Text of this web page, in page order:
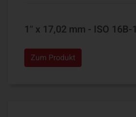
1″ x 17,02 mm - ISO 16B-1
Zum Produkt